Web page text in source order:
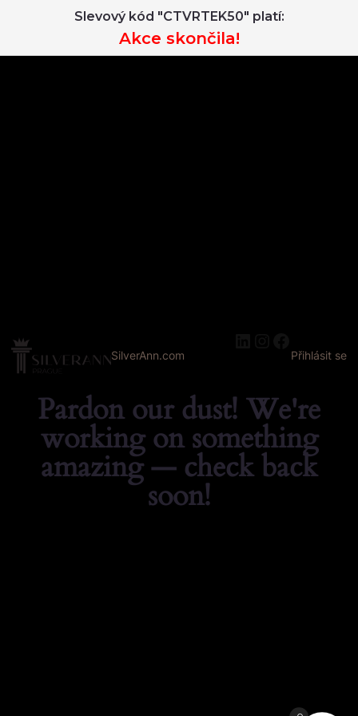
Slevový kód "CTVRTEK50" platí:
Akce skončila!
SilverAnn.com
LinkedIn
Instagram
Přihlásit se
Pardon our dust! We're
working on something
amazing — check back
soon!